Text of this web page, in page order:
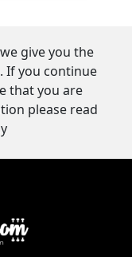
give you the
If you continue
that you are
please read